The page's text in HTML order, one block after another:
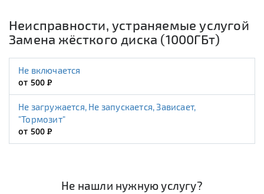
Неисправности, устраняемые услугой
Замена жёсткого диска (1000ГБт)
Не включается
от 500Р
Не загружается, Не запускается, Зависает,
"Тормозит"
от 500Р
Не нашли нужную услугу?